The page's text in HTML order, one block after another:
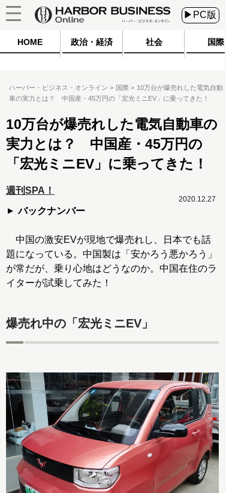
▶PC版
HOME 政治・経済 社会 国際
ハーバー・ビジネス・オンライン 国際
10万台が爆売れした電気自動
車の実力とは？ 中国産・45万円の「宏光ミニEV」に乗ってきた！
10万台が爆売れした電気自動車の
実力とは？ 中国産・45万円の
「宏光ミニEV」に乗ってきた！
週刊SPA！
バックナンバー
2020.12.27
中国の激安EVが現地で爆売れし、日本でも話
題になっている。中国製は「安かろう悪かろう」
が常だが、乗り心地はどうなのか。中国在住のラ
イターが試乗してみた！
爆売れ中の「宏光ミニEV」